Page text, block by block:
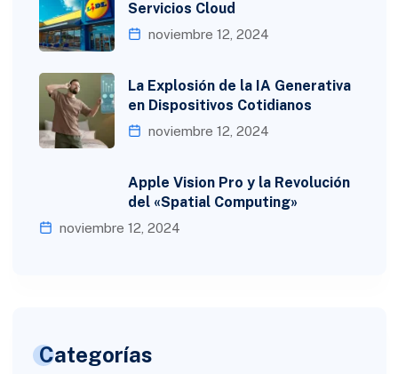
Servicios Cloud
noviembre 12, 2024
La Explosión de la IA Generativa
en Dispositivos Cotidianos
noviembre 12, 2024
Apple Vision Pro y la Revolución
del «Spatial Computing»
noviembre 12, 2024
Categorías